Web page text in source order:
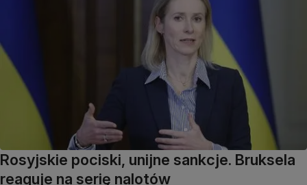
Rosyjskie pociski, unijne sankcje. Bruksela
reaguje na serię nalotów